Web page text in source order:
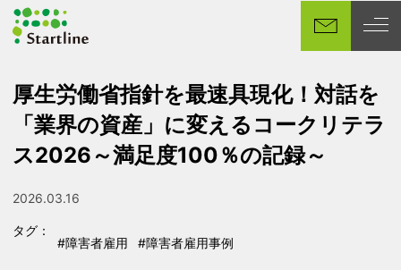
イ
ン厚生労働省指針を最速具現化！対話を
「業界の資産」に変えるコークリテラ
ス2026～満足度100％の記録～
投稿日
2026.03.16
タグ：
タグ
#障害者雇用
タグ
#障害者雇用事例